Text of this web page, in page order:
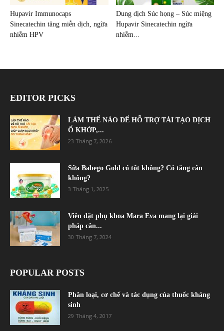
Hupavir Immunocaps
Sinecatechin tăng miễn dịch, ngừa
nhiễm HPV
Dung dịch Súc họng – Súc miệng
Hupavir Sinecatechin ngừa
nhiễm...
EDITOR PICKS
LÀM THẾ NÀO ĐỂ HỖ TRỢ TÁI TẠO DỊCH
Ổ KHỚP,...
23 Tháng 7, 2026
Sữa Babego Gold có tốt không? Có tăng cân
không?
3 Tháng 1, 2025
Viên đặt phụ khoa Mara Eva mang lại giải
pháp cân...
30 Tháng 7, 2024
POPULAR POSTS
Phân loại, cơ chế và tác dụng của thuốc kháng
sinh
29 Tháng 4, 2017